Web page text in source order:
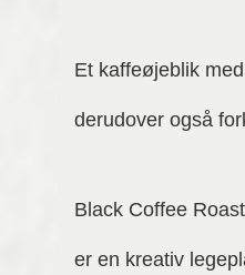
Et kaffeøjeblik
derudover også
Black Coffee
er en kreativ